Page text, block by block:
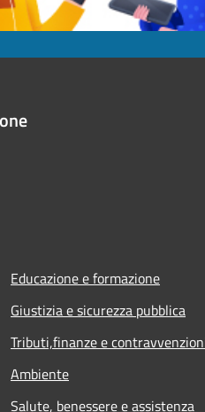
Educazione e formazione
Giustizia e sicurezza pubblica
Tributi,finanze e
Ambiente
Salute, benessere e assistenza